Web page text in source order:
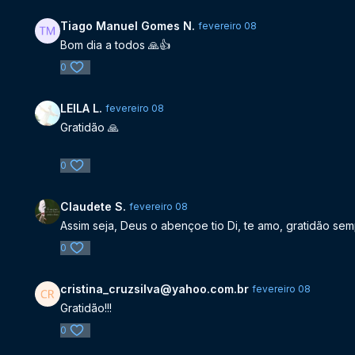
Tiago Manuel Gomes N. fevereiro 08
Bom dia a todos 🙏👍
0
LEILA L. fevereiro 08
Gratidão 🙏
0
Claudete S. fevereiro 08
Assim seja, Deus o abençoe tio Di, te amo, gratidão
0
cristina_cruzsilva@yahoo.com.br fevereiro 08
Gratidão!!!
0